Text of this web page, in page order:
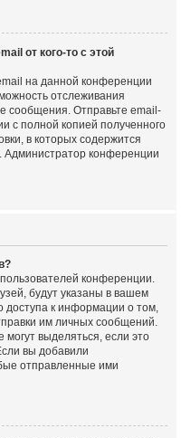
от кого-то с этой
на данной конференции
отслеживания
сообщения. Отправьте email-
с полной копией полученного
в которых содержится
конференции
конференции.
будут указаны в вашем
доступа к информации о том,
им личных сообщений.
выделяться, если это
вы добавили
отправленные ими